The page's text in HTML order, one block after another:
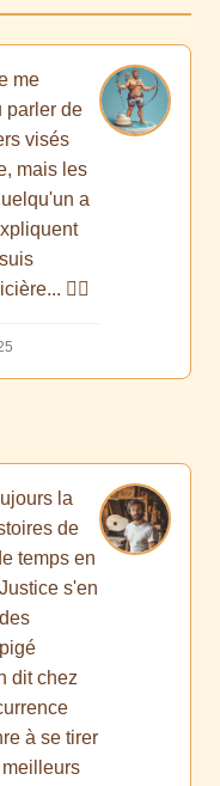
me
parler de
visés
mais les
a
🕵️‍♂️
la
de
temps en
s'en
dit chez
à se tirer